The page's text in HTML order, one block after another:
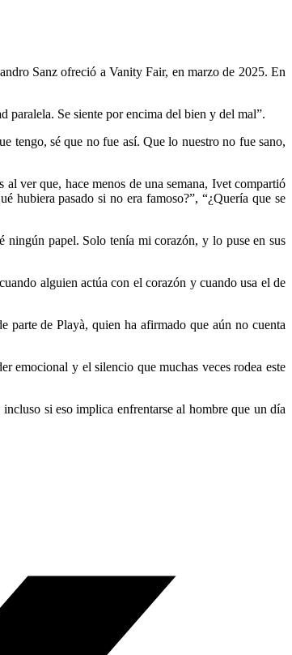
Sanz ofreció a Vanity Fair, en marzo de 2025. En
paralela. Se siente por encima del bien y del mal”.
tengo, sé que no fue así. Que lo nuestro no fue sano,
ver que, hace menos de una semana, Ivet compartió
hubiera pasado si no era famoso?”, “¿Quería que se
ningún papel. Solo tenía mi corazón, y lo puse en sus
alguien actúa con el corazón y cuando usa el de
parte de Playà, quien ha afirmado que aún no cuenta
emocional y el silencio que muchas veces rodea este
si eso implica enfrentarse al hombre que un día